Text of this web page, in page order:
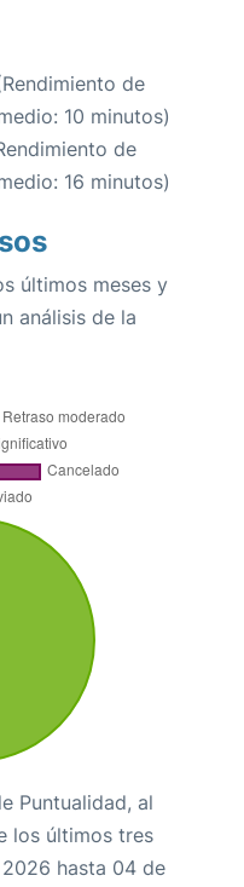
de
10 minutos)
de
16 minutos)
últimos meses y
análisis de la
Puntualidad, al
los últimos tres
hasta 04 de